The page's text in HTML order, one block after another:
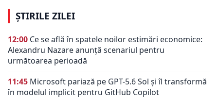
ȘTIRILE ZILEI
12:00 Ce se află în spatele noilor estimări economice:
Alexandru Nazare anunță scenariul pentru
următoarea perioadă
11:45 Microsoft pariază pe GPT-5.6 Sol și îl transformă
în modelul implicit pentru GitHub Copilot